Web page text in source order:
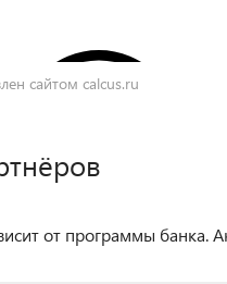
сайтом calcus.ru
от программы банка.